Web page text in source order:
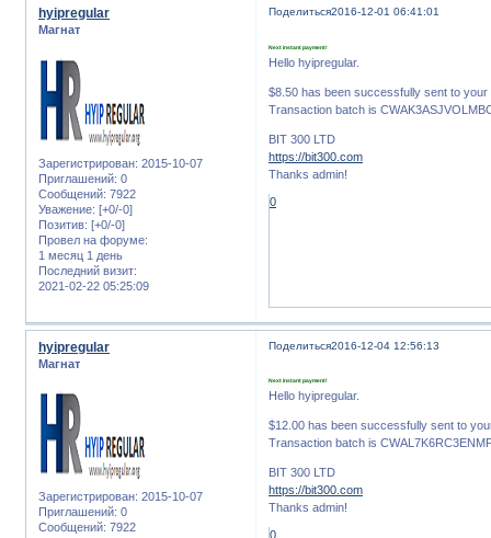
Поделиться2016-12-01 06:41:01
hyipregular
Магнат
Зарегистрирован: 2015-10-07
Приглашений: 0
Сообщений: 7922
Уважение: [+0/-0]
Позитив: [+0/-0]
Провел на форуме:
1 месяц 1 день
Последний визит:
2021-02-22 05:25:09
Next instant payment!
Hello hyipregular.
$8.50 has been successfully sent to
Transaction batch is
BIT 300 LTD
https://bit300.com
Thanks admin!
0
Поделиться2016-12-04 12:56:13
hyipregular
Магнат
Зарегистрирован: 2015-10-07
Приглашений: 0
Сообщений: 7922
Next instant payment!
Hello hyipregular.
$12.00 has been successfully sent to
Transaction batch is
BIT 300 LTD
https://bit300.com
Thanks admin!
0